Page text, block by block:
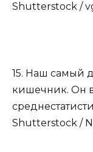
Shutterstock /
15. Наш самый
кишечник. Он
Shutterstock /